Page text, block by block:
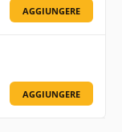
AGGIUNGERE
AGGIUNGERE